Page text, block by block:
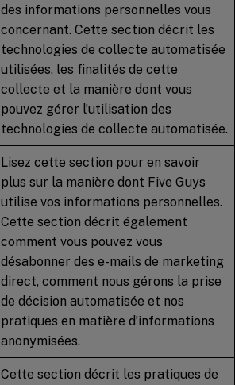
des informations personnelles vous
concernant. Cette section décrit les
technologies de collecte automatisée
utilisées, les finalités de cette
collecte et la manière dont vous
pouvez gérer l’utilisation des
technologies de collecte automatisée.
Lisez cette section pour en savoir
plus sur la manière dont Five Guys
utilise vos informations personnelles.
Cette section décrit également
comment vous pouvez vous
désabonner des e-mails de marketing
direct, comment nous gérons la prise
de décision automatisée et nos
pratiques en matière d’informations
anonymisées.
Cette section décrit les pratiques de